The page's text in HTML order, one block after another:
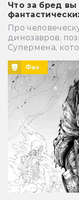
Что за бред
Про
динозавров,
Супермена,
Фан